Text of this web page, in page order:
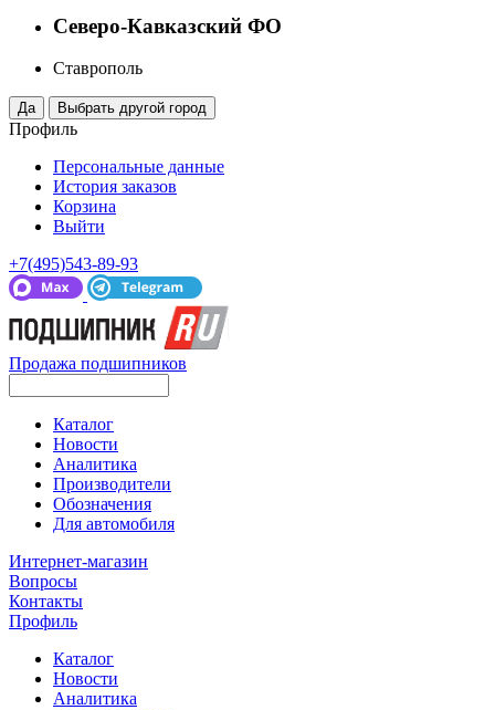
Северо-Кавказский ФО
Ставрополь
Профиль
Персональные данные
История заказов
Корзина
Выйти
+7(495)543-89-93
Продажа подшипников
Каталог
Новости
Аналитика
Производители
Обозначения
Для автомобиля
Интернет-магазин
Вопросы
Контакты
Профиль
Каталог
Новости
Аналитика